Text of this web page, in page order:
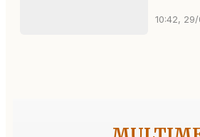
10:42,